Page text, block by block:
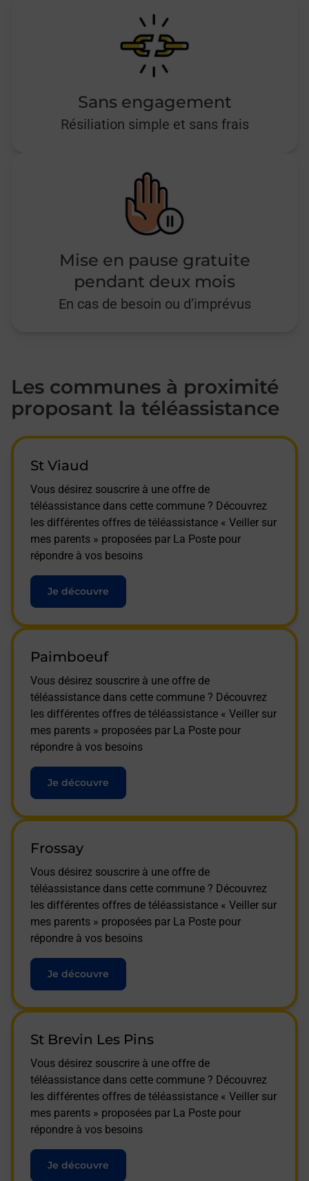
Sans engagement
Résiliation simple et sans frais
Mise en pause gratuite
pendant deux mois
En cas de besoin ou d’imprévus
Les communes à proximité
proposant la téléassistance
St Viaud
Vous désirez souscrire à une offre de
téléassistance dans cette commune ? Découvrez
les différentes offres de téléassistance « Veiller sur
mes parents » proposées par La Poste pour
répondre à vos besoins
Je découvre
Paimboeuf
Vous désirez souscrire à une offre de
téléassistance dans cette commune ? Découvrez
les différentes offres de téléassistance « Veiller sur
mes parents » proposées par La Poste pour
répondre à vos besoins
Je découvre
Frossay
Vous désirez souscrire à une offre de
téléassistance dans cette commune ? Découvrez
les différentes offres de téléassistance « Veiller sur
mes parents » proposées par La Poste pour
répondre à vos besoins
Je découvre
St Brevin Les Pins
Vous désirez souscrire à une offre de
téléassistance dans cette commune ? Découvrez
les différentes offres de téléassistance « Veiller sur
mes parents » proposées par La Poste pour
répondre à vos besoins
Je découvre